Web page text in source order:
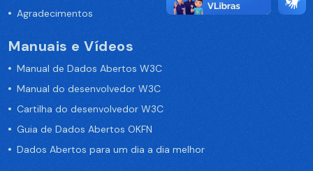
Agradecimentos
Manuais e Vídeos
Manual de Dados Abertos W3C
Manual do desenvolvedor W3C
Cartilha do desenvolvedor W3C
Guia de Dados Abertos OKFN
Dados Abertos para um dia a dia melhor